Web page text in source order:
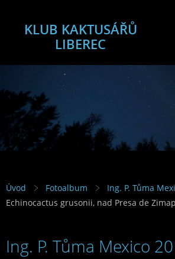
KLUB KAKTUSÁŘŮ
LIBEREC
Úvod Fotoalbum Ing. P. Tůma
Echinocactus grusonii, nad Presa de
Ing. P. Tůma Mexico